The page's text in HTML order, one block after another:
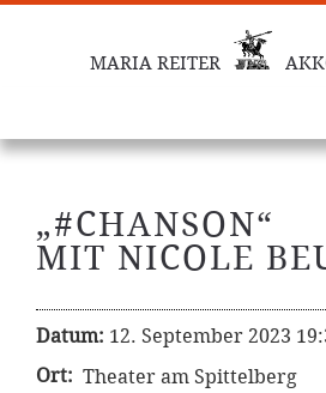
MARIA REITER
„#CHANSON“
MIT NICOLE
Datum: 12. September 2023
Ort: Theater am Spittelberg